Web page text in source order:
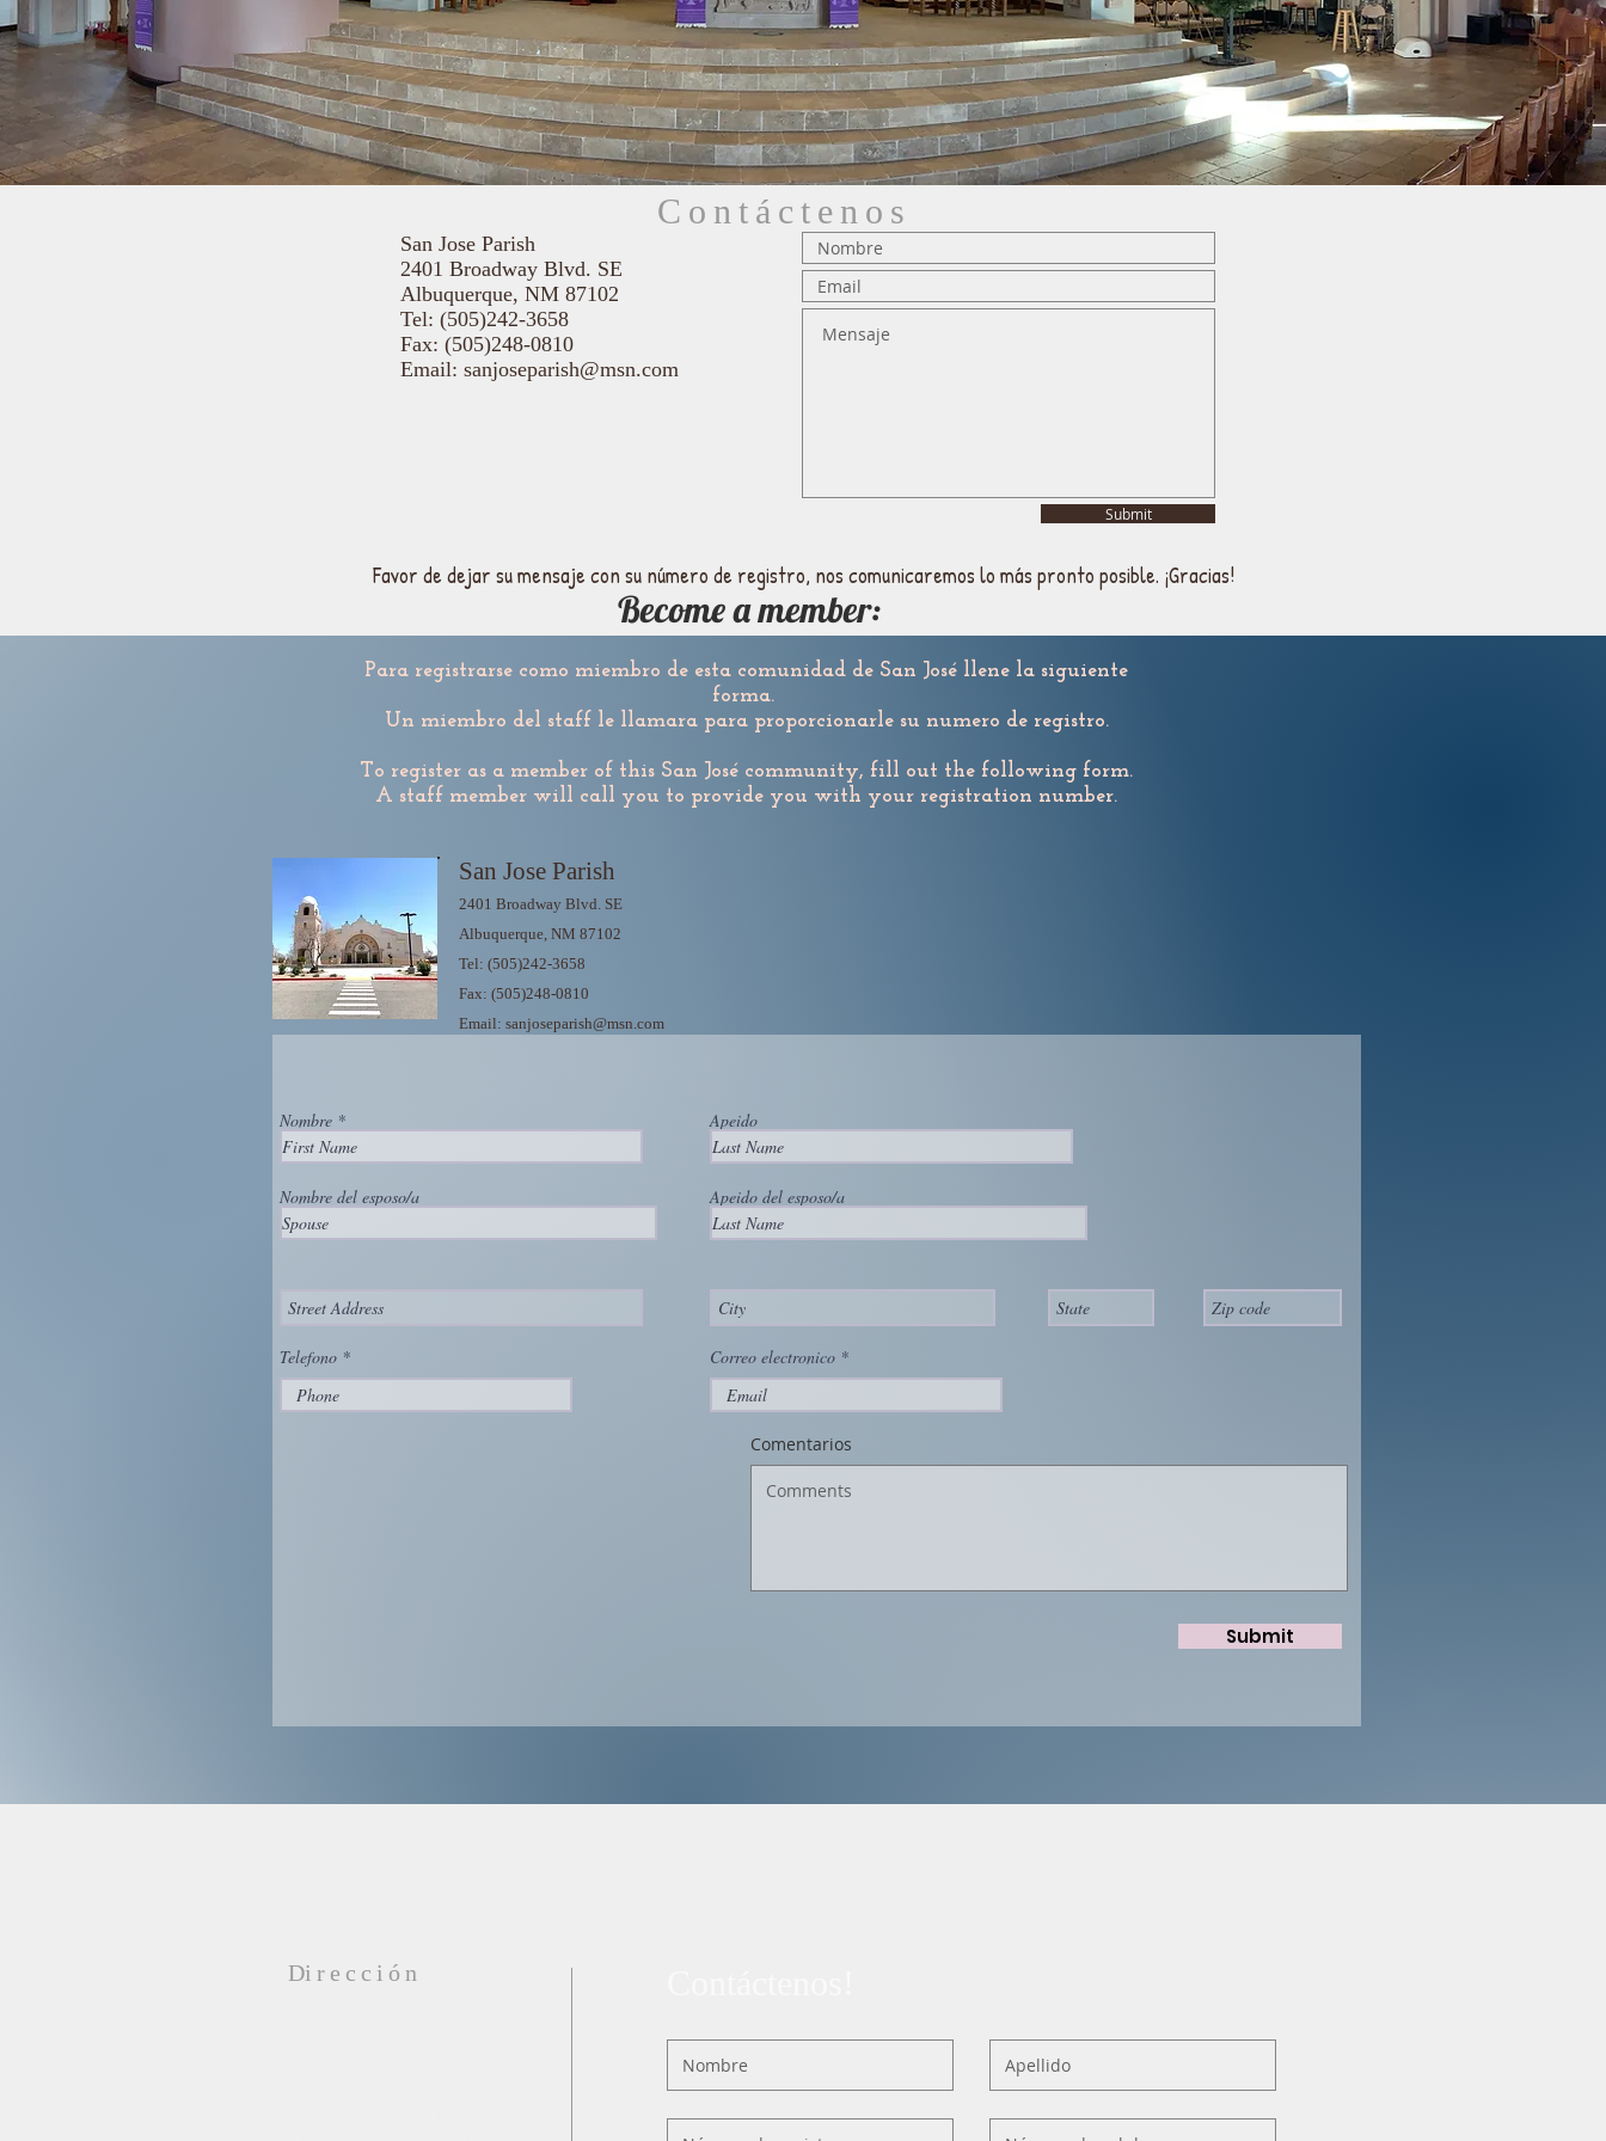
Contáctenos
San Jose Parish
2401 Broadway Blvd. SE
Albuquerque, NM 87102
Tel: (505)242-3658
Fax: (505)248-0810
Email: sanjoseparish@msn.com
Submit
Favor de dejar su mensaje con su número de registro, nos comunicaremos lo más pronto posible. ¡Gracias!
Become a member:
Para registrarse como miembro de esta comunidad de San José llene la siguiente
forma.
Un miembro del staff le llamara para proporcionarle su numero de registro.
To register as a member of this San José community, fill out the following form.
A staff member will call you to provide you with your registration number.
San Jose Parish
2401 Broadway Blvd. SE
Albuquerque, NM 87102
Tel: (505)242-3658
Fax: (505)248-0810
Email: sanjoseparish@msn.com
Nombre
Nombre del esposo/a
Telefono
Apeido
Apeido del esposo/a
Correo electronico
Comentarios
Submit
Dirección